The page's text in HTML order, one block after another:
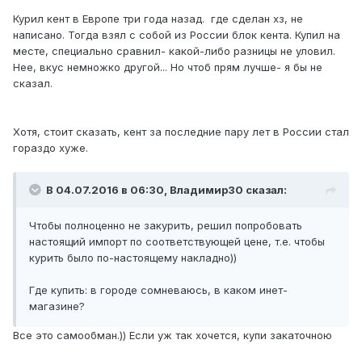
Курил кент в Европе три года назад. где сделан хз, не
написано. Тогда взял с собой из России блок кента. Купил на
месте, специально сравнил- какой-либо разницы не уловил.
Нее, вкус немножко другой... Но чтоб прям лучше- я бы не
сказал.
Хотя, стоит сказать, кент за последние пару лет в России стал
гораздо хуже.
В 04.07.2016 в 06:30, Владимир30 сказал:
Чтобы полноценно не закурить, решил попробовать
настоящий импорт по соответствующей цене, т.е. чтобы
курить было по-настоящему накладно))
Где купить: в городе сомневаюсь, в каком инет-
магазине?
Все это самообман.)) Если уж так хочется, купи закаточною